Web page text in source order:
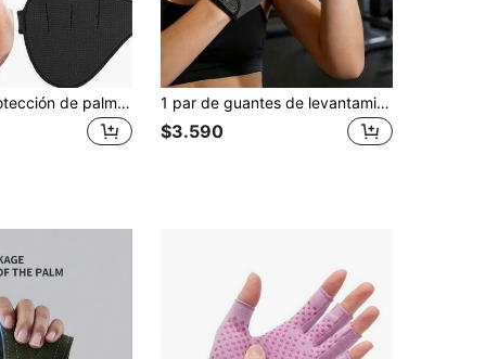
2/4 piezas Protección de palma, agarre de levantamiento de pesas de goma de cloropreno - Antideslizante, almohadilla de mano a prueba de sudor, alternativa a los guantes de fitness de gimnasio, utilizada para levantamiento de pesas, culturismo y levantamiento de pesas de fuerza, ya no sudar protección de palma de fitness 1 par de guantes de levantamiento de pesas para gimnasio, guantes de fitness de media uña para entrenamiento de culturismo, protección de la palma, adecuados para entrenamiento deportivo de hombres y mujeres, accesorios de gimnasio sin dedos, gimnasio, entrenamiento en casa, guantes de gimnasio, regalo perfecto para familia, amigos, parejas y el Día de San Valentín
$3.590